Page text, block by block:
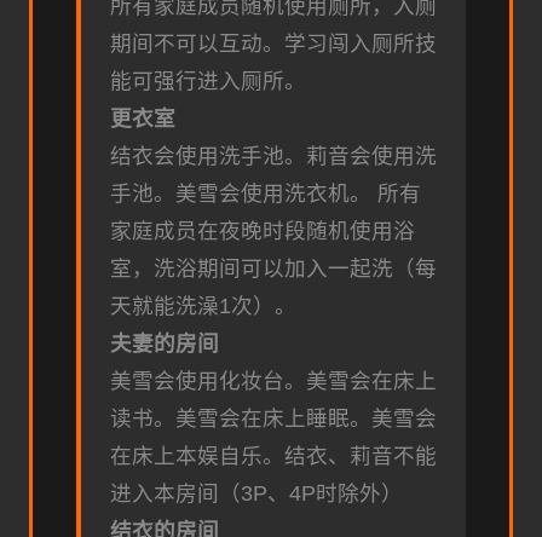
所有家庭成员随机使用厕所，入厕
期间不可以互动。 学习闯入厕所技
能可强行进入厕所。
更衣室
结衣会使用洗手池。 莉音会使用洗
手池。 美雪会使用洗衣机。
所有
家庭成员在夜晚时段随机使用浴
室，洗浴期间可以加入一起洗（每
天就能洗澡1次）。
夫妻的房间
美雪会使用化妆台。 美雪会在床上
读书。 美雪会在床上睡眠。 美雪会
在床上本娱自乐。 结衣、莉音不能
进入本房间（3P、4P时除外）
结衣的房间